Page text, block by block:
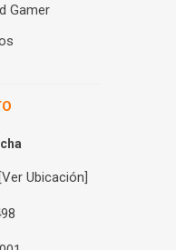
Gamer
Ubicación]